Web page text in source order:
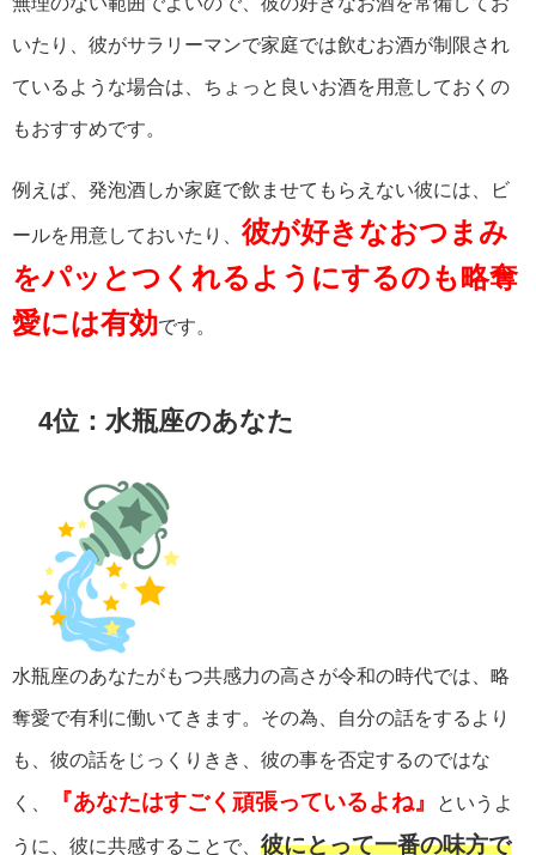
いたり、彼がサラリーマンで家庭では飲むお酒が制限され
ているような場合は、ちょっと良いお酒を用意しておくの
もおすすめです。
例えば、発泡酒しか家庭で飲ませてもらえない彼には、ビ
ールを用意しておいたり、 彼が好きなおつまみ
をパッとつくれるようにするのも略奪
愛には有効です。
4位：水瓶座のあなた
水瓶座のあなたがもつ共感力の高さが令和の時代では、略
奪愛で有利に働いてきます。その為、自分の話をするより
も、彼の話をじっくりきき、彼の事を否定するのではな
く、 『あなたはすごく頑張っているよね』 というよ
うに、彼に共感することで、 彼にとって一番の味方で